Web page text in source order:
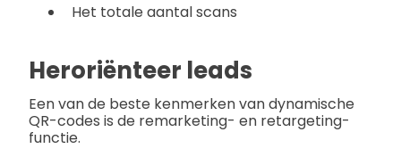
Het totale aantal scans
Heroriënteer leads
Een van de beste kenmerken van dynamische
QR-codes is de remarketing- en retargeting-
functie.